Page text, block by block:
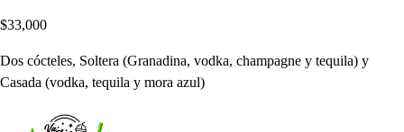
$33,000
Dos cócteles, Soltera (Granadina, vodka, champagne y tequila) y
Casada (vodka, tequila y mora azul)